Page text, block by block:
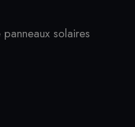
solaires